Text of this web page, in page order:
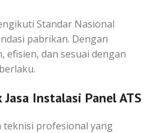
Standar Nasional
pabrikan. Dengan
efisien, dan sesuai dengan
Instalasi Panel ATS
teknisi profesional yang